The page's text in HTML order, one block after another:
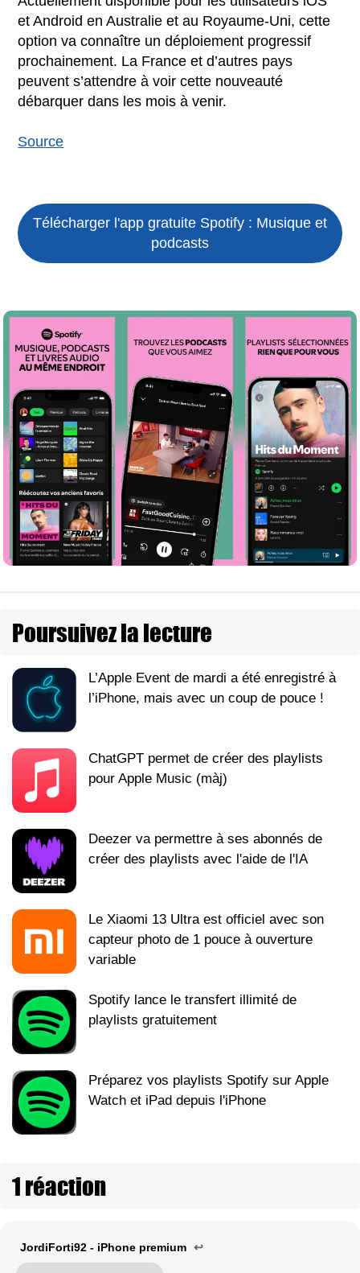
et Android en Australie et au Royaume-Uni, cette
option va connaître un déploiement progressif
prochainement. La France et d’autres pays
peuvent s’attendre à voir cette nouveauté
débarquer dans les mois à venir.
Source
Télécharger l'app gratuite Spotify : Musique et
podcasts
Poursuivez la lecture
L’Apple Event de mardi a été enregistré à
l’iPhone, mais avec un coup de pouce !
ChatGPT permet de créer des playlists
pour Apple Music (màj)
Deezer va permettre à ses abonnés de
créer des playlists avec l'aide de l'IA
Le Xiaomi 13 Ultra est officiel avec son
capteur photo de 1 pouce à ouverture
variable
Spotify lance le transfert illimité de
playlists gratuitement
Préparez vos playlists Spotify sur Apple
Watch et iPad depuis l'iPhone
1 réaction
JordiForti92 - iPhone premium ↩